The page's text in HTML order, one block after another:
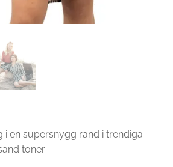
i en supersnygg rand i trendiga
toner.